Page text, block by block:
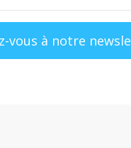
vous à notre